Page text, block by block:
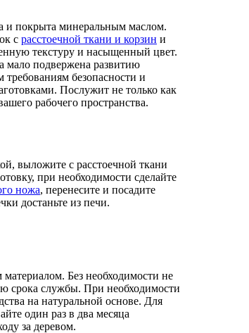
и покрыта минеральным маслом.
с расстоечной ткани и корзин и
текстуру и насыщенный цвет.
мало подвержена развитию
требованиям безопасности и
Послужит не только как
рабочего пространства.
выложите с расстоечной ткани
при необходимости сделайте
ножа, перенесите и посадите
достаньте из печи.
Без необходимости не
срока службы. При необходимости
на натуральной основе. Для
один раз в два месяца
за деревом.